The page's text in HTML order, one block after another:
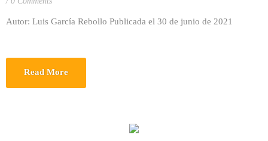
Autor: Luis García Rebollo Publicada el 30 de junio de 2021
Read More